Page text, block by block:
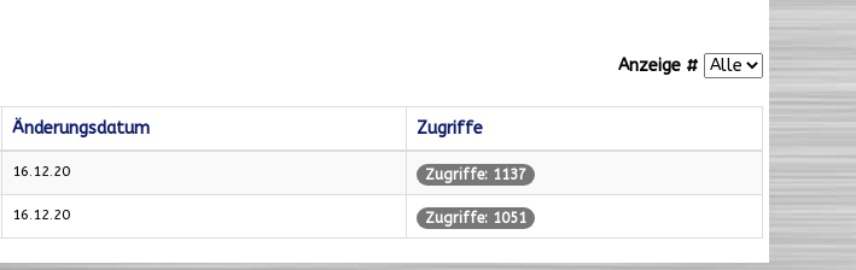
Anzeige #
Änderungsdatum Zugriffe
16.12.20 Zugriffe: 1137
16.12.20 Zugriffe: 1051